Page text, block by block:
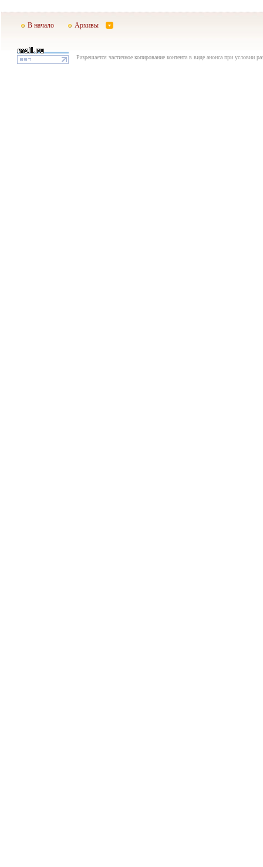
В начало Архивы
Разрешается частичное копирование контента в виде анонса при условии